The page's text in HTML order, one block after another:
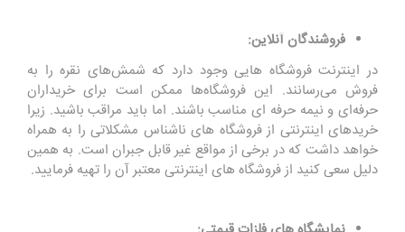
فروشندگان آنلاین:
در اینترنت فروشگاه‌ هایی وجود دارد که شمش‌های نقره را به
فروش می‌رسانند. این فروشگاه‌ها ممکن است برای خریداران
حرفه‌ای و نیمه ‌حرفه ‌ای مناسب باشند. اما باید مراقب باشید. زیرا
خریدهای اینترنتی از فروشگاه های ناشناس مشکلاتی را به همراه
خواهد داشت که در برخی از مواقع غیر قابل جبران است. به همین
دلیل سعی کنید از فروشگاه های اینترنتی معتبر آن را تهیه فرمایید.